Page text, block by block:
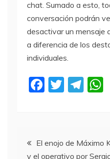
chat. Sumado a esto,
conversación podrán
desactivar un mensaje
a diferencia de los
individuales.
F
b
T
T
a
Navegación
El enojo de Máximo
y el operativo por